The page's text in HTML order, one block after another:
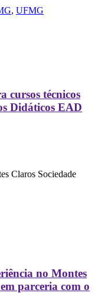
, UFMG
cursos técnicos
Didáticos EAD
Claros Sociedade
no Montes
parceria com o